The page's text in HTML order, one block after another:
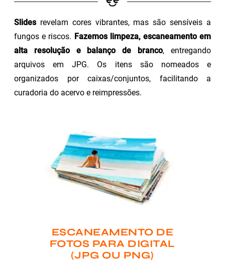
Slidesrevelam cores vibrantes, mas são sensíveis a
fungos e riscos. Fazemos limpeza, escaneamento em
alta resolução e balanço de branco, entregando
arquivos em JPG. Os itens são nomeados e
organizados por caixas/conjuntos, facilitando a
curadoria do acervo e reimpressões.
ESCANEAMENTO DE
FOTOS PARA DIGITAL
(JPG OU PNG)